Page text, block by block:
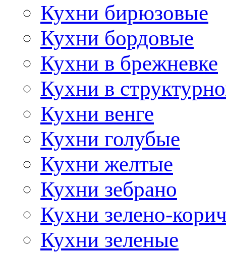
Кухни бирюзовые
Кухни бордовые
Кухни в брежневке
Кухни в
Кухни венге
Кухни голубые
Кухни желтые
Кухни зебрано
Кухни зелено-
Кухни зеленые